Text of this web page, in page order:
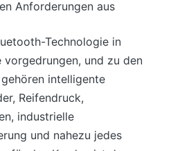
Anforderungen aus
Technologie in
vorgedrungen, und zu den
intelligente
Reifendruck,
industrielle
und nahezu jedes